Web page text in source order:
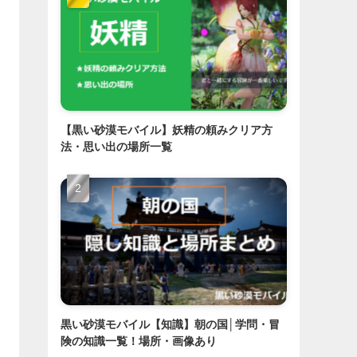
【黒い砂漠モバイル】妖精の頼みクリア方
法・思い出の場所一覧
黒い砂漠モバイル【知識】朝の国│学問・冒
険の知識一覧！場所・画像あり